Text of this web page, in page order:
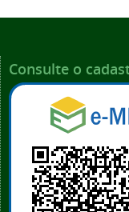
Consulte o